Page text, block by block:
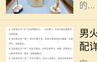
的...
男
配
命
的
男
常